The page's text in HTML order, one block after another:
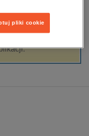
informatyka
Filtrowanie
pliki cookie